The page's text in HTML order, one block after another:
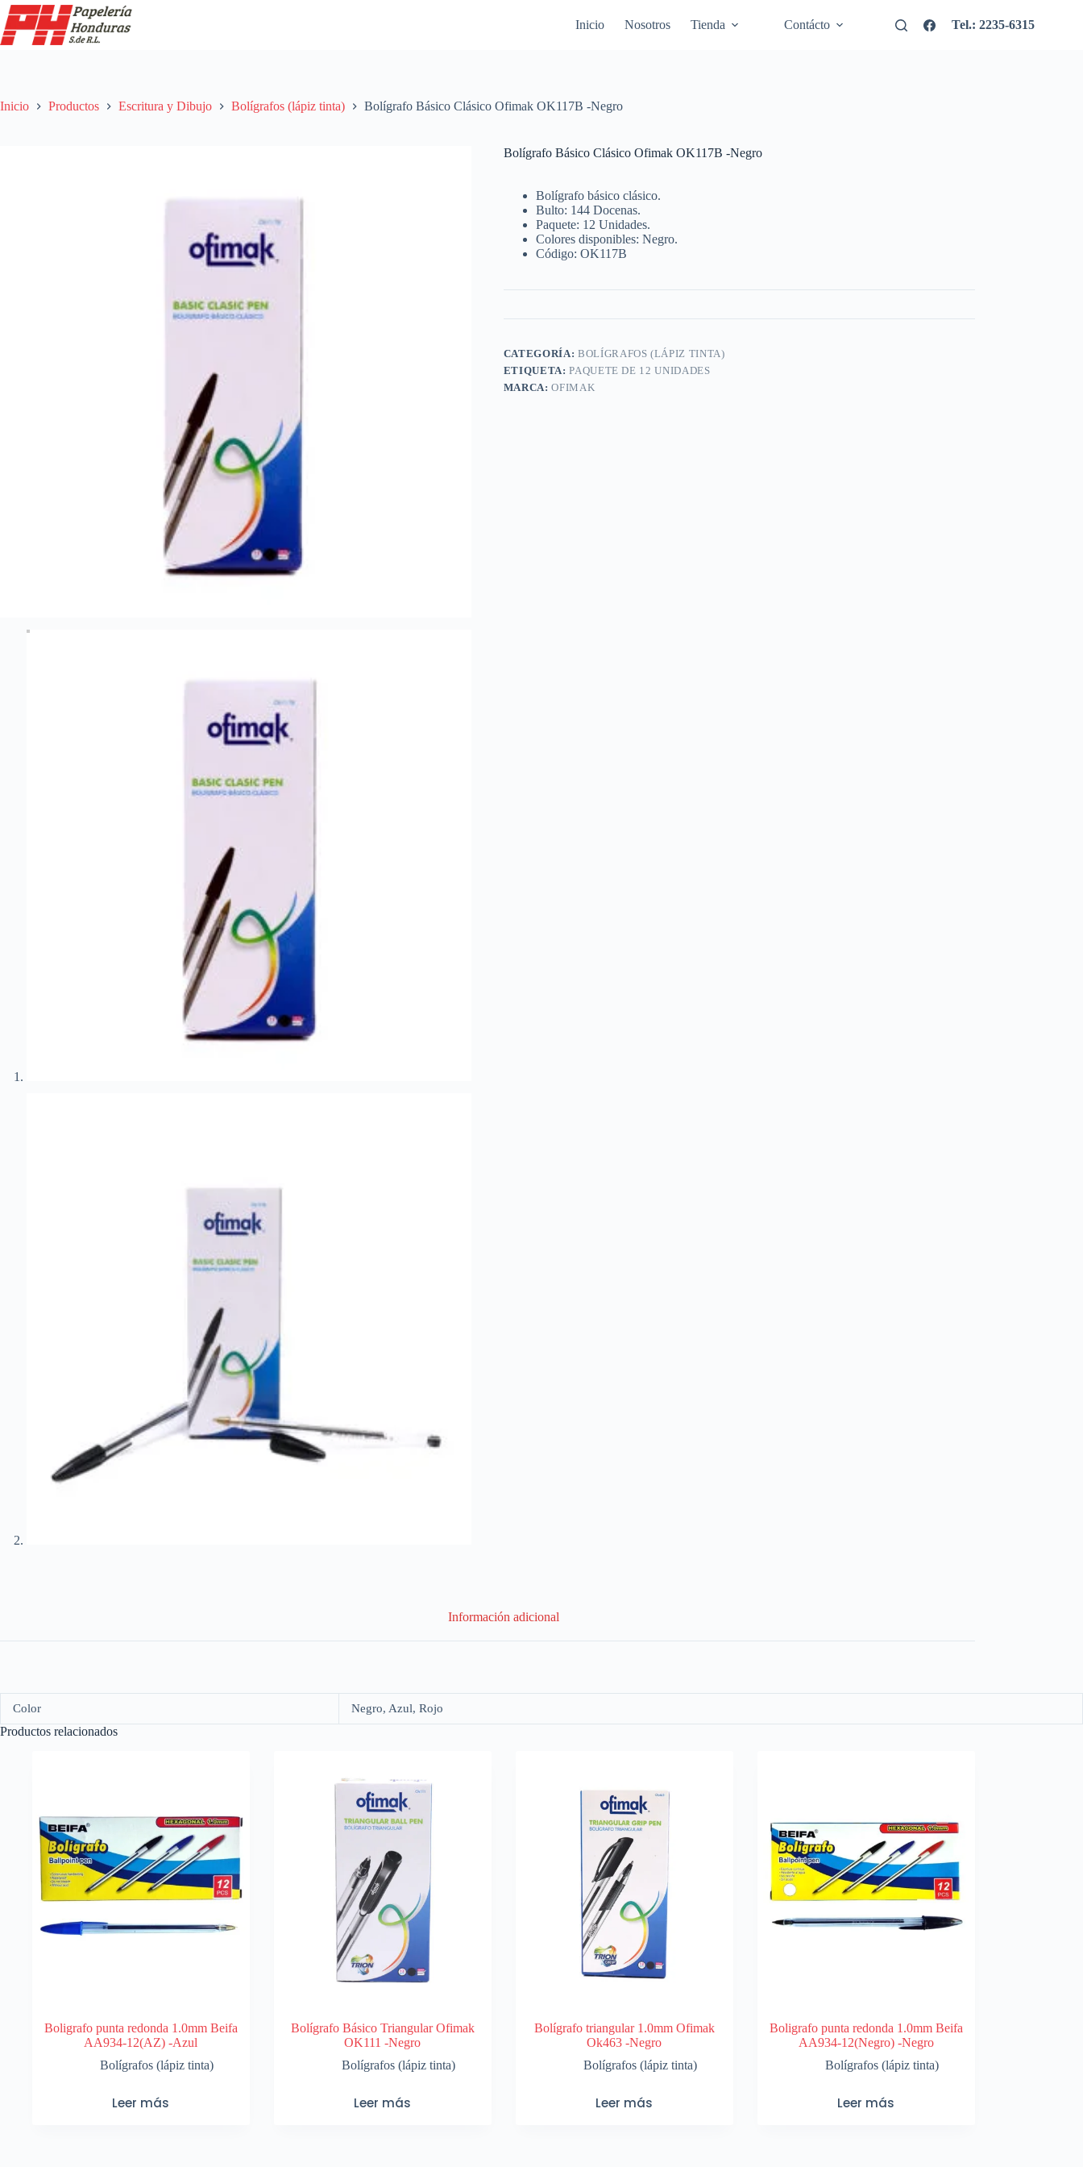
Saltar
al
contenido
Inicio Nosotros Tienda Contácto Tel.: 2235-6315
Inicio Productos Escritura y Dibujo Bolígrafos (lápiz tinta) Bolígrafo Básico Clásico Ofimak OK117B -Negro
Bolígrafo Básico Clásico Ofimak OK117B -Negro
Bolígrafo básico clásico.
Bulto: 144 Docenas.
Paquete: 12 Unidades.
Colores disponibles: Negro.
Código: OK117B
CATEGORÍA: BOLÍGRAFOS (LÁPIZ TINTA)
ETIQUETA:PAQUETE DE 12 UNIDADES
MARCA:OFIMAK
Información adicional
Color Negro, Azul, Rojo
Productos relacionados
Boligrafo punta redonda 1.0mm Beifa
AA934-12(AZ) -Azul
Bolígrafos (lápiz tinta)
Leer más
Bolígrafo Básico Triangular Ofimak
OK111 -Negro
Bolígrafos (lápiz tinta)
Leer más
Bolígrafo triangular 1.0mm Ofimak
Ok463 -Negro
Bolígrafos (lápiz tinta)
Leer más
Boligrafo punta redonda 1.0mm Beifa
AA934-12(Negro) -Negro
Bolígrafos (lápiz tinta)
Leer más